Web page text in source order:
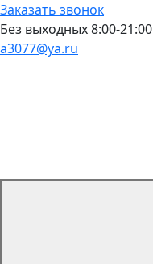
Заказать звонок
Без выходных 8:00-21:00
a3077@ya.ru